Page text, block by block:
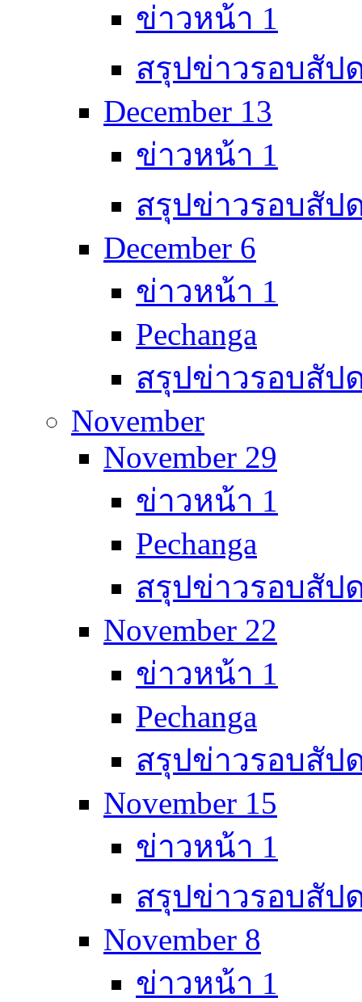
ข่าวหน้า 1
สรุปข่าวรอบสัป
December 13
ข่าวหน้า 1
สรุปข่าวรอบสัป
December 6
ข่าวหน้า 1
Pechanga
สรุปข่าวรอบสัป
November
November 29
ข่าวหน้า 1
Pechanga
สรุปข่าวรอบสัป
November 22
ข่าวหน้า 1
Pechanga
สรุปข่าวรอบสัป
November 15
ข่าวหน้า 1
สรุปข่าวรอบสัป
November 8
ข่าวหน้า 1